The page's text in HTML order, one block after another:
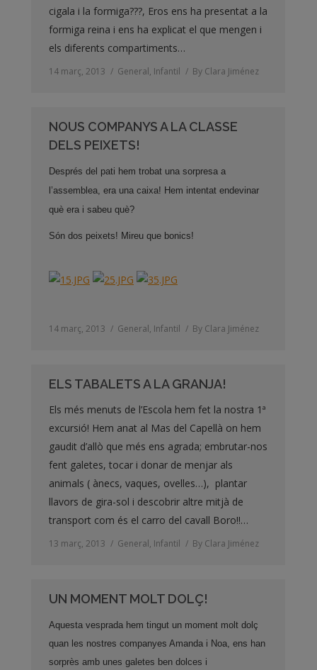
cigala i la formiga???, Eros ens ha presentat a la
formiga reina i ens ha explicat el que mengen i
els diferents compartiments…
14 març, 2013 General, Infantil By Clara Jiménez
NOUS COMPANYS A LA CLASSE
DELS PEIXETS!
Després del pati hem trobat una sorpresa a
l’assemblea, era una caixa! Hem intentat endevinar
què era i sabeu què?
Són dos peixets! Mireu que bonics!
14 març, 2013 General, Infantil By Clara Jiménez
ELS TABALETS A LA GRANJA!
Els més menuts de l’Escola hem fet la nostra 1ª
excursió! Hem anat al Mas del Capellà on hem
gaudit d’allò que més ens agrada; embrutar-nos
fent galetes, tocar i donar de menjar als
animals ( ànecs, vaques, ovelles…), plantar
llavors de gira-sol i descobrir altre mitjà de
transport com és el carro del cavall Boro!!…
13 març, 2013 General, Infantil By Clara Jiménez
UN MOMENT MOLT DOLÇ!
Aquesta vesprada hem tingut un moment molt dolç
quan les nostres companyes Amanda i Noa, ens han
sorprès amb unes galetes ben dolces i